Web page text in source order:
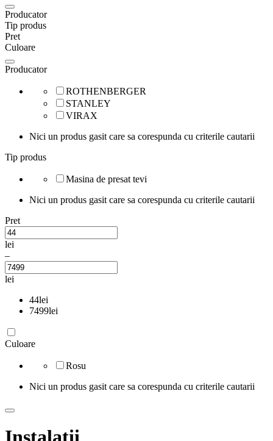
Producator
Tip produs
Pret
Culoare
Producator
ROTHENBERGER
STANLEY
VIRAX
Nici un produs gasit care sa corespunda cu criterile cautarii
Tip produs
Masina de presat tevi
Nici un produs gasit care sa corespunda cu criterile cautarii
Pret
lei
–
lei
44lei
7499lei
Culoare
Rosu
Nici un produs gasit care sa corespunda cu criterile cautarii